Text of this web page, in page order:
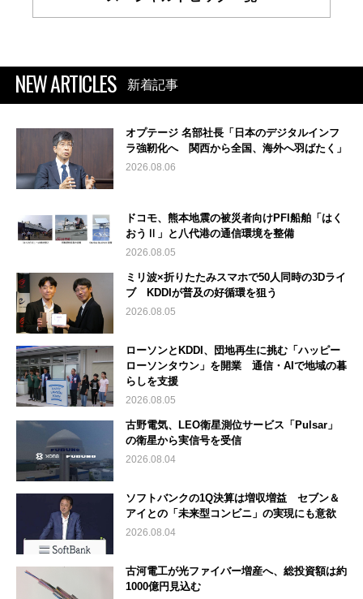
NEW ARTICLES 新着記事
オプテージ 名部社長「日本のデジタルインフ
ラ強靭化へ 関西から全国、海外へ羽ばたく」
2026.08.06
ドコモ、熊本地震の被災者向けPFI船舶「はく
おうⅡ」と八代港の通信環境を整備
2026.08.05
ミリ波×折りたたみスマホで50人同時の3Dライ
ブ KDDIが普及の好循環を狙う
2026.08.05
ローソンとKDDI、団地再生に挑む「ハッピー
ローソンタウン」を開業 通信・AIで地域の暮
らしを支援
2026.08.05
古野電気、LEO衛星測位サービス「Pulsar」
の衛星から実信号を受信
2026.08.04
ソフトバンクの1Q決算は増収増益 セブン＆
アイとの「未来型コンビニ」の実現にも意欲
2026.08.04
古河電工が光ファイバー増産へ、総投資額は約
1000億円見込む